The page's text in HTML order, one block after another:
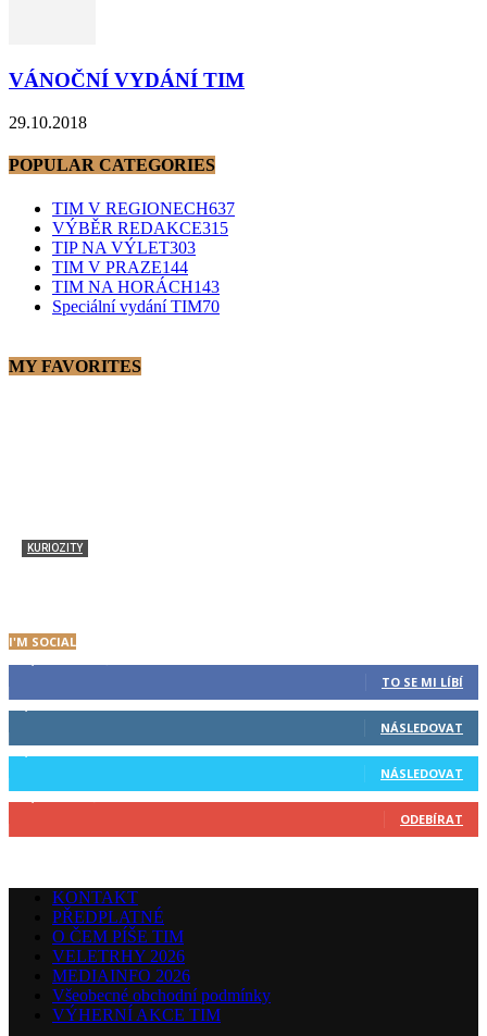
VÁNOČNÍ VYDÁNÍ TIM
29.10.2018
POPULAR CATEGORIES
TIM V REGIONECH637
VÝBĚR REDAKCE315
TIP NA VÝLET303
TIM V PRAZE144
TIM NA HORÁCH143
Speciální vydání TIM70
MY FAVORITES
KURIOZITY
I'M SOCIAL
TO SE MI LÍBÍ
NÁSLEDOVAT
NÁSLEDOVAT
ODEBÍRAT
KONTAKT
PŘEDPLATNÉ
O ČEM PÍŠE TIM
VELETRHY 2026
MEDIAINFO 2026
Všeobecné obchodní podmínky
VÝHERNÍ AKCE TIM